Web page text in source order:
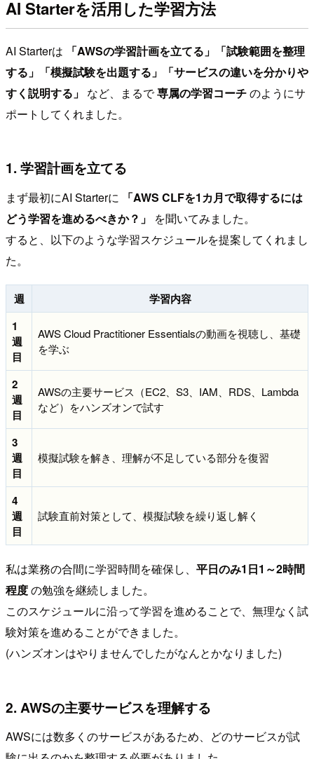
AI Starterを活用した学習方法
AI Starterは
「AWSの学習計画を立てる」「試験範囲を整理
する」「模擬試験を出題する」「サービスの違いを分かりや
すく説明する」 など、まるで専属の学習コーチのようにサ
ポートしてくれました。
1. 学習計画を立てる
まず最初にAI Starterに
「AWS CLFを1カ月で取得するには
どう学習を進めるべきか？」
を聞いてみました。
すると、以下のような学習スケジュールを提案してくれまし
た。
週
学習内容
1
週
目
AWS Cloud Practitioner Essentialsの動画を視聴し、基礎
を学ぶ
2
週
目
AWSの主要サービス（EC2、S3、IAM、RDS、Lambda
など）をハンズオンで試す
3
週
目
模擬試験を解き、理解が不足している部分を復習
4
週
目
試験直前対策として、模擬試験を繰り返し解く
私は業務の合間に学習時間を確保し、 平日のみ1日1～2時間
程度の勉強を継続しました。
このスケジュールに沿って学習を進めることで、無理なく試
験対策を進めることができました。
(ハンズオンはやりませんでしたがなんとかなりました)
2. AWSの主要サービスを理解する
AWSには数多くのサービスがあるため、どのサービスが試